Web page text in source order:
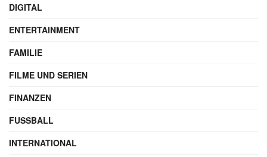
DIGITAL
ENTERTAINMENT
FAMILIE
FILME UND SERIEN
FINANZEN
FUSSBALL
INTERNATIONAL